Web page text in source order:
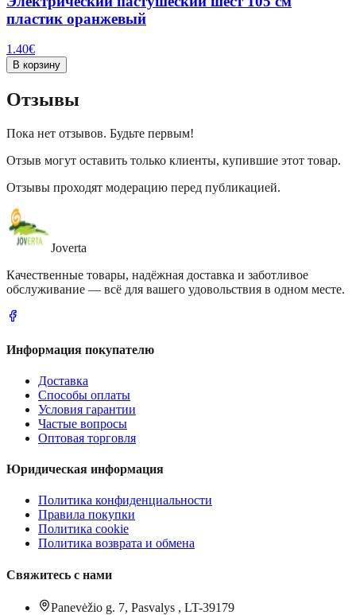
пластик оранжевый
1.40€
В корзину
Отзывы
Пока нет отзывов. Будьте первым!
Отзыв могут оставить только клиенты, купившие этот товар.
Отзывы проходят модерацию перед публикацией.
Joverta
Качественные товары, надёжная доставка и заботливое
обслуживание — всё для вашего удовольствия в одном месте.
Информация покупателю
Доставка
Способы оплаты
Условия гарантии
Частые вопросы
Оптовая торговля
Юридическая информация
Политика конфиденциальности
Правила покупки
Политика cookie
Политика возврата и обмена
Свяжитесь с нами
Panevėžio g. 7, Pasvalys , LT-39179